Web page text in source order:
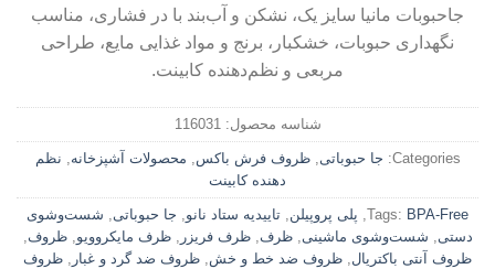
جاحبوبات مانیا سایز یک، نشکن و آب‌بند با در فشاری، مناسب
نگهداری حبوبات، خشکبار، برنج و مواد غذایی مایع، طراحی
مربعی و نظم‌دهنده کابینت.
شناسه محصول: 116031
Categories: جا حبوباتی ,ظروف فرش باکس محصولات آشپزخانه
نظم
دهنده کابینت
Tags: BPA-Free پلی پروپیلن تاییدیه ستاد نانو جا حبوباتی
شست‌وشوی
دستی
شست‌وشوی ماشینی ,ظرف ,ظرف فریزر ,ظرف مایکروویو ,ظروف
ظروف آنتی باکتریال ظروف ضد خط و خش ظروف ضد گرد و غبار
ظروف